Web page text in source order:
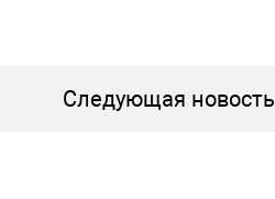
Следующая новость